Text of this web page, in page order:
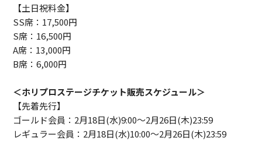
【土日祝料金】
SS席：17,500円
S席：16,500円
A席：13,000円
B席：6,000円
＜ホリプロステージチケット販売スケジュール＞
【先着先行】
ゴールド会員：2月18日(水)9:00～2月26日(木)23:59
レギュラー会員：2月18日(水)10:00～2月26日(木)23:59